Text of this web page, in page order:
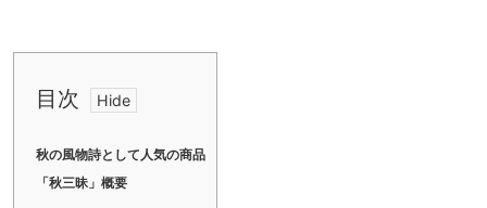
目次
秋の風物詩として人気の商品
「秋三昧」概要